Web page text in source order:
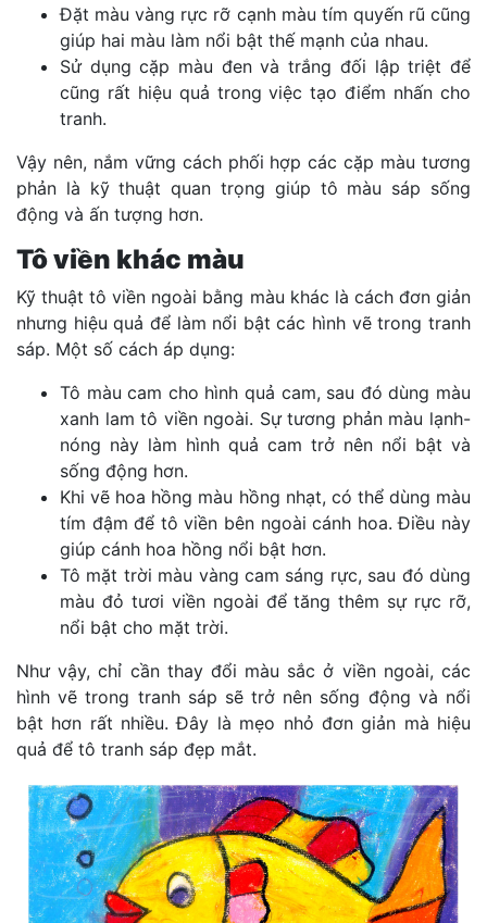
Đặt màu vàng rực rỡ cạnh màu tím quyến rũ cũng
giúp hai màu làm nổi bật thế mạnh của nhau.
Sử dụng cặp màu đen và trắng đối lập triệt để
cũng rất hiệu quả trong việc tạo điểm nhấn cho
tranh.
Vậy nên, nắm vững cách phối hợp các cặp màu tương
phản là kỹ thuật quan trọng giúp tô màu sáp sống
động và ấn tượng hơn.
Tô viền khác màu
Kỹ thuật tô viền ngoài bằng màu khác là cách đơn giản
nhưng hiệu quả để làm nổi bật các hình vẽ trong tranh
sáp. Một số cách áp dụng:
Tô màu cam cho hình quả cam, sau đó dùng màu
xanh lam tô viền ngoài. Sự tương phản màu lạnh-
nóng này làm hình quả cam trở nên nổi bật và
sống động hơn.
Khi vẽ hoa hồng màu hồng nhạt, có thể dùng màu
tím đậm để tô viền bên ngoài cánh hoa. Điều này
giúp cánh hoa hồng nổi bật hơn.
Tô mặt trời màu vàng cam sáng rực, sau đó dùng
màu đỏ tươi viền ngoài để tăng thêm sự rực rỡ,
nổi bật cho mặt trời.
Như vậy, chỉ cần thay đổi màu sắc ở viền ngoài, các
hình vẽ trong tranh sáp sẽ trở nên sống động và nổi
bật hơn rất nhiều. Đây là mẹo nhỏ đơn giản mà hiệu
quả để tô tranh sáp đẹp mắt.